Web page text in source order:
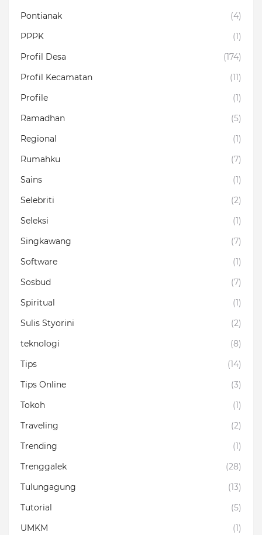
Pontianak
(4)
PPPK
(1)
Profil Desa
(174)
Profil Kecamatan
(11)
Profile
(1)
Ramadhan
(5)
Regional
(1)
Rumahku
(7)
Sains
(1)
Selebriti
(2)
Seleksi
(1)
Singkawang
(7)
Software
(1)
Sosbud
(7)
Spiritual
(1)
Sulis Styorini
(2)
teknologi
(8)
Tips
(14)
Tips Online
(3)
Tokoh
(1)
Traveling
(2)
Trending
(1)
Trenggalek
(28)
Tulungagung
(13)
Tutorial
(5)
UMKM
(1)